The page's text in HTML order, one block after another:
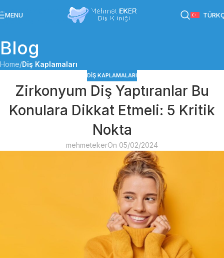
Skip to navigation
Skip to main content
MENU
Blog
Home/Diş Kaplamaları
DIŞ KAPLAMALARI
Zirkonyum Diş Yaptıranlar Bu
Konulara Dikkat Etmeli: 5 Kritik
Nokta
mehmetekerOn 05/02/2024